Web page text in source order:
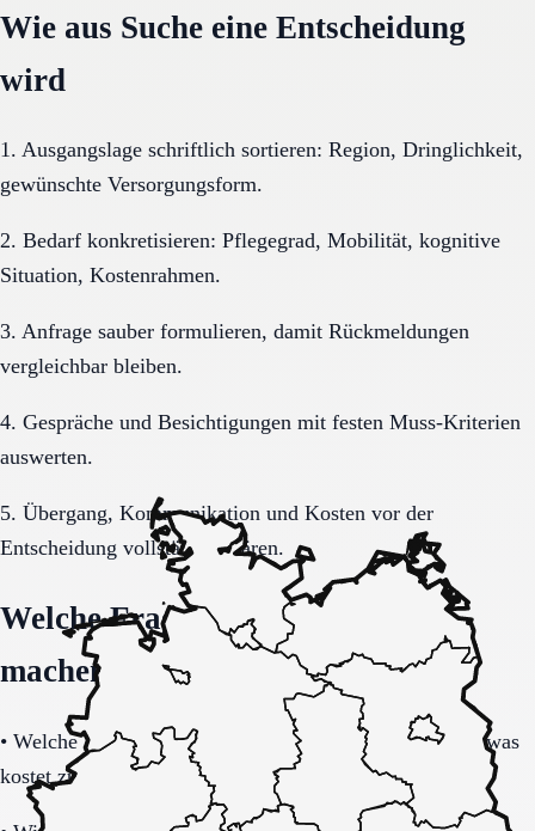
Wie aus Suche eine Entscheidung
wird
1. Ausgangslage schriftlich sortieren: Region, Dringlichkeit,
gewünschte Versorgungsform.
2. Bedarf konkretisieren: Pflegegrad, Mobilität, kognitive
Situation, Kostenrahmen.
3. Anfrage sauber formulieren, damit Rückmeldungen
vergleichbar bleiben.
4. Gespräche und Besichtigungen mit festen Muss-Kriterien
auswerten.
5. Übergang, Kommunikation und Kosten vor der
Entscheidung vollständig klären.
Welche Fragen den Unterschied
machen
• Welche Leistungen sind im Grundpaket enthalten und was
kostet zusätzlich?